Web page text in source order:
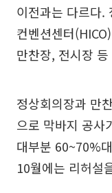
이전과는 다르다.
컨벤션센터
만찬장, 전시장
정상회의장과 만
으로 막바지 공사
대부분 60~70%
10월에는 리허설